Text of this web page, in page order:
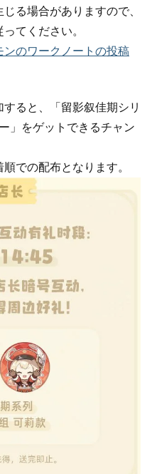
る場合がありますので、
てください。
ンのワークノートの投稿
ると、「留影叙佳期シリ
」をゲットできるチャン
での配布となります。